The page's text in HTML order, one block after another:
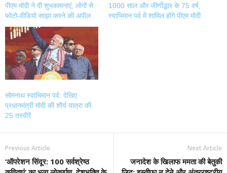
पीएम मोदी ने दी शुभकामनाएं, लोगों से
फोटो-वीडियो साझा करने की अपील
1000 साल और जीर्णोद्धार के 75 वर्ष,
स्वाभिमान पर्व में शामिल होंगे पीएम मोदी
सोमनाथ स्वाभिमान पर्व: देखिए
प्रधानमंत्री मोदी की शौर्य यात्रा की
25 तस्वीरें
Previous Article
‘ऑपरेशन सिंदूर: 100 सर्वश्रेष्ठ
Next Article
जनादेश के खिलाफ ममता की बेतुकी